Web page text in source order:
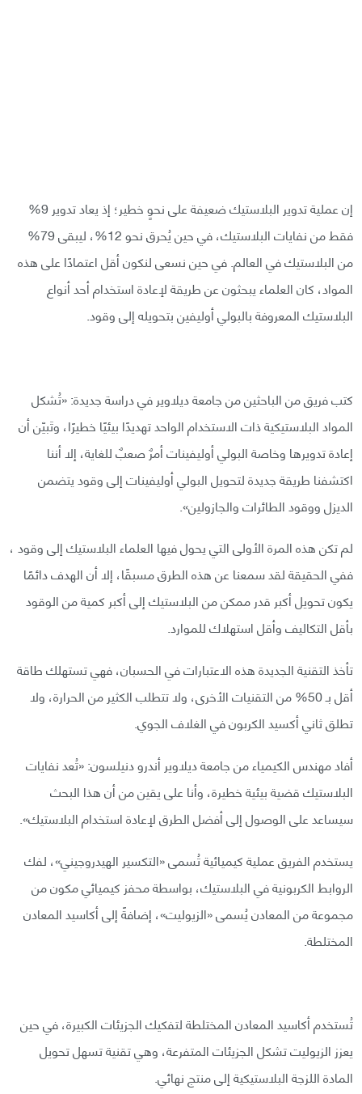
إن عملية تدوير البلاستيك ضعيفة على نحوٍ خطير؛ إذ يعاد تدوير 9%
فقط من نفايات البلاستيك، في حين يُحرق نحو 12%، ليبقى 79%
من البلاستيك في العالم. في حين نسعى لنكون أقل اعتمادًا على هذه
المواد، كان العلماء يبحثون عن طريقة لإعادة استخدام أحد أنواع
البلاستيك المعروفة بالبولي أوليفين بتحويله إلى وقود.
كتب فريق من الباحثين من جامعة ديلاوير في دراسة جديدة: «تُشكل
المواد البلاستيكية ذات الاستخدام الواحد تهديدًا بيئيًا خطيرًا، وتَبيّن أن
إعادة تدويرها وخاصة البولي أوليفينات أمرٌ صعبٌ للغاية، إلا أننا
اكتشفنا طريقة جديدة لتحويل البولي أوليفينات إلى وقود يتضمن
الديزل ووقود الطائرات والجازولين».
لم تكن هذه المرة الأولى التي يحول فيها العلماء البلاستيك إلى وقود ،
ففي الحقيقة لقد سمعنا عن هذه الطرق مسبقًا، إلا أن الهدف دائمًا
يكون تحويل أكبر قدر ممكن من البلاستيك إلى أكبر كمية من الوقود
بأقل التكاليف وأقل استهلاك للموارد.
تأخذ التقنية الجديدة هذه الاعتبارات في الحسبان، فهي تستهلك طاقة
أقل بـ 50% من التقنيات الأخرى، ولا تتطلب الكثير من الحرارة، ولا
تطلق ثاني أكسيد الكربون في الغلاف الجوي.
أفاد مهندس الكيمياء من جامعة ديلاوير أندرو دنيلسون: «تُعد نفايات
البلاستيك قضية بيئية خطيرة، وأنا على يقين من أن هذا البحث
سيساعد على الوصول إلى أفضل الطرق لإعادة استخدام البلاستيك».
يستخدم الفريق عملية كيميائية تُسمى «التكسير الهيدروجيني»، لفك
الروابط الكربونية في البلاستيك، بواسطة محفز كيميائي مكون من
مجموعة من المعادن يُسمى «الزيوليت»، إضافةً إلى أكاسيد المعادن
المختلطة.
تُستخدم أكاسيد المعادن المختلطة لتفكيك الجزيئات الكبيرة، في حين
يعزز الزيوليت تشكل الجزيئات المتفرعة، وهي تقنية تسهل تحويل
المادة اللزجة البلاستيكية إلى منتج نهائي.